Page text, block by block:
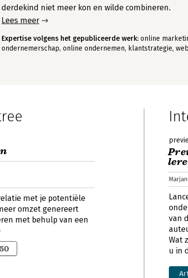
derdekind niet meer kon en wilde combineren.
Lees meer
Expertise volgens het gepubliceerde werk: online
ondernemerschap, online ondernemen, klantstrategie,
met je potentiële
omzet genereert
met behulp van een
van
Wat
u in